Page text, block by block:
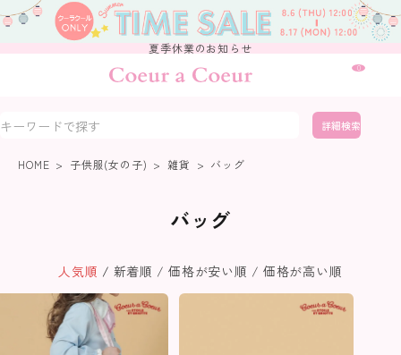
夏季休業のお知らせ
0
詳細検索
HOME 子供服(女の子) 雑貨 バッグ
バッグ
人気順 新着順 価格が安い順 価格が高い順